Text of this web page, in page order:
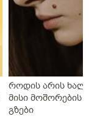
როდის არის
მისი მოშორების
გზები